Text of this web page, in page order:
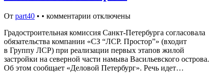
От part40 • • комментарии отключены
Градостроительная комиссия Санкт-Петербурга согласовала
обязательства компании «СЗ “ЛСР. Простор”» (входит
в Группу ЛСР) при реализации первых этапов жилой
застройки на северной части намыва Васильевского острова.
Об этом сообщает «Деловой Петербург». Речь идет…